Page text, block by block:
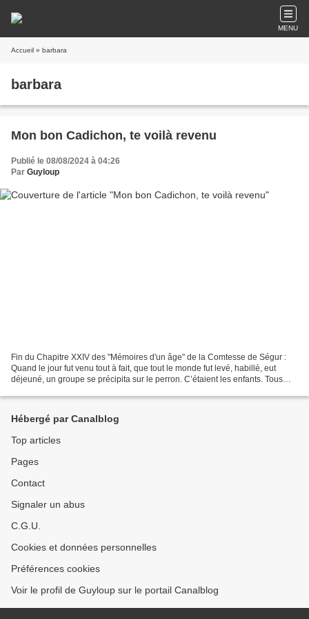
MENU
Accueil » barbara
barbara
Mon bon Cadichon, te voilà revenu
Publié le 08/08/2024 à 04:26
Par Guyloup
Fin du Chapitre XXIV des "Mémoires d'un âge" de la Comtesse de Ségur :
Quand le jour fut venu tout à fait, que tout le monde fut levé, habillé, eut
déjeuné, un groupe se précipita sur le perron. C’étaient les enfants. Tous
Hébergé par Canalblog
Top articles
Pages
Contact
Signaler un abus
C.G.U.
Cookies et données personnelles
Préférences cookies
Voir le profil de Guyloup sur le portail Canalblog